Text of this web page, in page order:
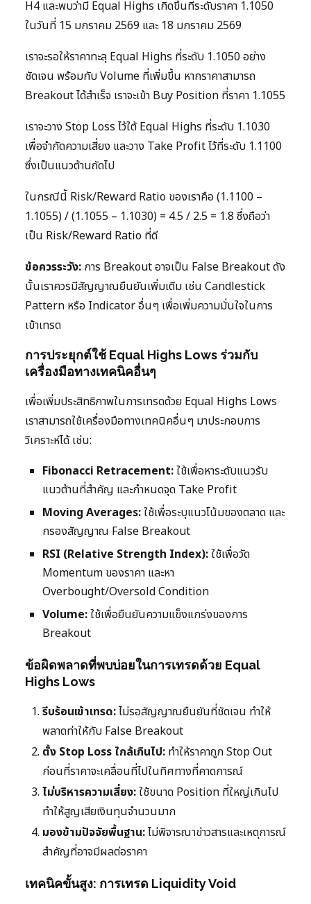
H4 และพบว่ามี Equal Highs เกิดขึ้นที่ระดับราคา 1.1050
ในวันที่ 15 มกราคม 2569 และ 18 มกราคม 2569
เราจะรอให้ราคาทะลุ Equal Highs ที่ระดับ 1.1050 อย่าง
ชัดเจน พร้อมกับ Volume ที่เพิ่มขึ้น หากราคาสามารถ
Breakout ได้สำเร็จ เราจะเข้า Buy Position ที่ราคา 1.1055
เราจะวาง Stop Loss ไว้ใต้ Equal Highs ที่ระดับ 1.1030
เพื่อจำกัดความเสี่ยง และวาง Take Profit ไว้ที่ระดับ 1.1100
ซึ่งเป็นแนวต้านถัดไป
ในกรณีนี้ Risk/Reward Ratio ของเราคือ (1.1100 –
1.1055) / (1.1055 – 1.1030) = 4.5 / 2.5 = 1.8 ซึ่งถือว่า
เป็น Risk/Reward Ratio ที่ดี
ข้อควรระวัง: การ Breakout อาจเป็น False Breakout ดัง
นั้นเราควรมีสัญญาณยืนยันเพิ่มเติม เช่น Candlestick
Pattern หรือ Indicator อื่นๆ เพื่อเพิ่มความมั่นใจในการ
เข้าเทรด
การประยุกต์ใช้ Equal Highs Lows ร่วมกับ
เครื่องมือทางเทคนิคอื่นๆ
เพื่อเพิ่มประสิทธิภาพในการเทรดด้วย Equal Highs Lows
เราสามารถใช้เครื่องมือทางเทคนิคอื่นๆ มาประกอบการ
วิเคราะห์ได้ เช่น:
Fibonacci Retracement:ใช้เพื่อหาระดับแนวรับ
แนวต้านที่สำคัญ และกำหนดจุด Take Profit
Moving Averages:ใช้เพื่อระบุแนวโน้มของตลาด และ
กรองสัญญาณ False Breakout
RSI (Relative Strength Index):ใช้เพื่อวัด
Momentum ของราคา และหา
Overbought/Oversold Condition
Volume:ใช้เพื่อยืนยันความแข็งแกร่งของการ
Breakout
ข้อผิดพลาดที่พบบ่อยในการเทรดด้วย Equal
Highs Lows
รีบร้อนเข้าเทรด:ไม่รอสัญญาณยืนยันที่ชัดเจน ทำให้
พลาดท่าให้กับ False Breakout
ตั้ง Stop Loss ใกล้เกินไป: ทำให้ราคาถูก Stop Out
ก่อนที่ราคาจะเคลื่อนที่ไปในทิศทางที่คาดการณ์
ไม่บริหารความเสี่ยง:ใช้ขนาด Position ที่ใหญ่เกินไป
ทำให้สูญเสียเงินทุนจำนวนมาก
มองข้ามปัจจัยพื้นฐาน:ไม่พิจารณาข่าวสารและเหตุการณ์
สำคัญที่อาจมีผลต่อราคา
เทคนิคขั้นสูง: การเทรด Liquidity Void